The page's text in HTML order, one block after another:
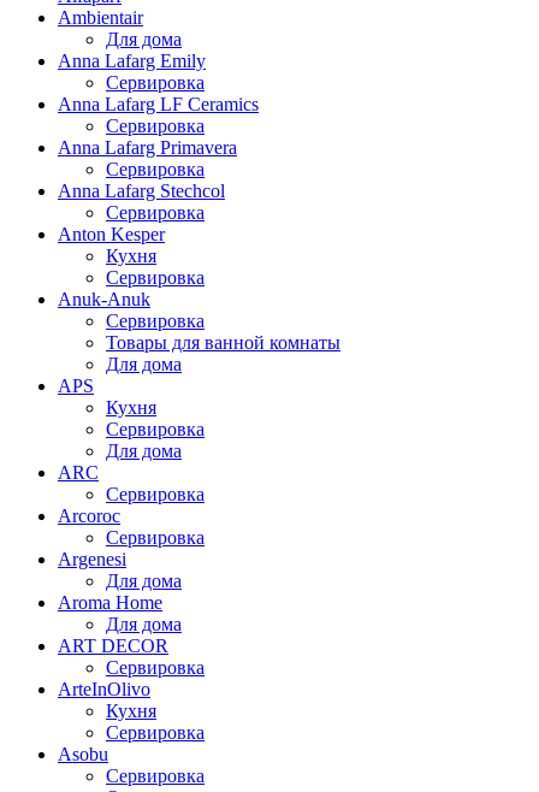
Ambientair
Для дома
Anna Lafarg Emily
Сервировка
Anna Lafarg LF Ceramics
Сервировка
Anna Lafarg Primavera
Сервировка
Anna Lafarg Stechcol
Сервировка
Anton Kesper
Кухня
Сервировка
Anuk-Anuk
Сервировка
Товары для ванной комнаты
Для дома
APS
Кухня
Сервировка
Для дома
ARC
Сервировка
Arcoroc
Сервировка
Argenesi
Для дома
Aroma Home
Для дома
ART DECOR
Сервировка
ArteInOlivo
Кухня
Сервировка
Asobu
Сервировка